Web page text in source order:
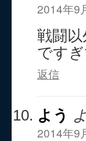
2014年9
戦闘
です
返信
よう
2014年9